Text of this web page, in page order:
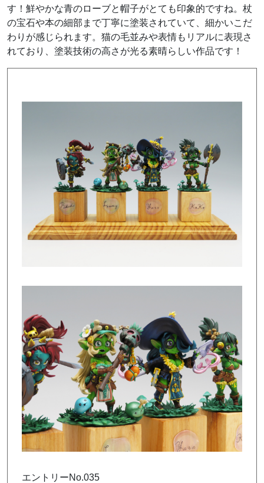
す！ 鮮やかな青のローブと帽子がとても印象的ですね。 杖
の宝石や本の細部まで丁寧に塗装されていて、細かいこだ
わりが感じられます。 猫の毛並みや表情もリアルに表現さ
れており
、塗装技術の高さが光る素晴らしい作品です！
エントリーNo.035